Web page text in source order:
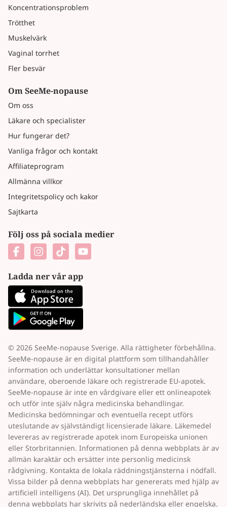
Koncentrationsproblem
Trötthet
Muskelvärk
Vaginal torrhet
Fler besvär
Om SeeMe-nopause
Om oss
Läkare och specialister
Hur fungerar det?
Vanliga frågor och kontakt
Affiliateprogram
Allmänna villkor
Integritetspolicy och kakor
Sajtkarta
Följ oss på sociala medier
Ladda ner vår app
© 2026 SeeMe-nopause Sverige. Alla rättigheter förbehållna.
SeeMe-nopause är en digital plattform som tillhandahåller
information och underlättar konsultationer mellan
användare, oberoende läkare och registrerade EU-apotek.
SeeMe-nopause är inte en vårdgivare eller ett onlineapotek
och utför inte själv några medicinska behandlingar.
Medicinska bedömningar och eventuella recept utförs
uteslutande av självständigt licensierade läkare. Läkemedel
levereras av registrerade apotek inom Europeiska unionen
eller Storbritannien. Informationen på denna webbplats är av
allmän karaktär och ersätter inte personlig medicinsk
rådgivning. Kontakta de lokala räddningstjänsterna i nödfall.
Vissa bilder på denna webbplats har genererats med hjälp av
artificiell intelligens (AI). Det ursprungliga innehållet på
denna webbplats har skrivits på nederländska eller engelska.